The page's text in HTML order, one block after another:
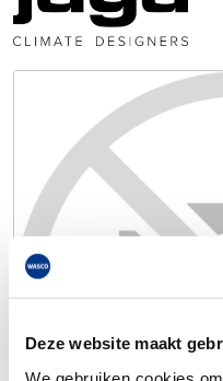
Deze website maakt